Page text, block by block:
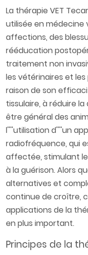
La thérapie VET
utilisée en
affections, des
rééducation
traitement non
les vétérinaires et
raison de son
tissulaire, à réduire
être général des
l''''utilisation d''''un
radiofréquence, qui
affectée, stimulant
à la guérison. Alors
alternatives et
continue de croître,
applications de la
en plus important.
Principes de la